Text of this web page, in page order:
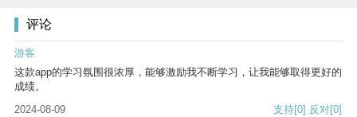
评论
游客
这款app的学习氛围很浓厚，能够激励我不断学习，让我能够取得更好的
成绩。
2024-08-09
支持[0] 反对[0]